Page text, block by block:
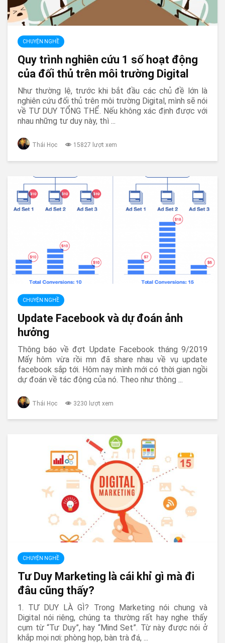
CHUYỆN NGHỀ
Quy trình nghiên cứu 1 số hoạt động
của đối thủ trên môi trường Digital
Như thường lệ, trước khi bắt đầu các chủ đề lớn là
nghiên cứu đối thủ trên môi trường Digital, mình sẽ nói
về TƯ DUY TỔNG THỂ. Nếu không xác định được với
nhau những tư duy này, thì ...
Thái Học 15827 lượt xem
CHUYỆN NGHỀ
Update Facebook và dự đoán ảnh
hưởng
Thông báo về đợt Update Facebook tháng 9/2019
Mấy hôm vừa rồi mn đã share nhau về vụ update
facebook sắp tới. Hôm nay mình mới có thời gian ngồi
dự đoán về tác động của nó. Theo như thông ...
Thái Học 3230 lượt xem
CHUYỆN NGHỀ
Tư Duy Marketing là cái khỉ gì mà đi
đâu cũng thấy?
1. TƯ DUY LÀ GÌ? Trong Marketing nói chung và
Digital nói riêng, chúng ta thường rất hay nghe thấy
cụm từ “Tư Duy”, hay “Mind Set”. Từ này được nói ở
khắp mọi nơi: phòng họp, bàn trà đá, ...